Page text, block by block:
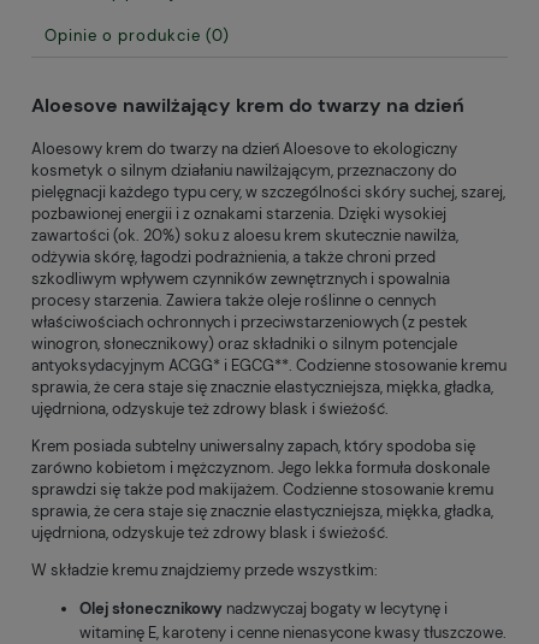
Opinie o produkcie (0)
Aloesove nawilżający krem do twarzy na dzień
Aloesowy krem do twarzy na dzień Aloesove to ekologiczny
kosmetyk o silnym działaniu nawilżającym, przeznaczony do
pielęgnacji każdego typu cery, w szczególności skóry suchej, szarej,
pozbawionej energii i z oznakami starzenia. Dzięki wysokiej
zawartości (ok. 20%) soku z aloesu krem skutecznie nawilża,
odżywia skórę, łagodzi podrażnienia, a także chroni przed
szkodliwym wpływem czynników zewnętrznych i spowalnia
procesy starzenia. Zawiera także oleje roślinne o cennych
właściwościach ochronnych i przeciwstarzeniowych (z pestek
winogron, słonecznikowy) oraz składniki o silnym potencjale
antyoksydacyjnym ACGG* i EGCG**. Codzienne stosowanie kremu
sprawia, że cera staje się znacznie elastyczniejsza, miękka, gładka,
ujędrniona, odzyskuje też zdrowy blask i świeżość.
Krem posiada subtelny uniwersalny zapach, który spodoba się
zarówno kobietom i mężczyznom. Jego lekka formuła doskonale
sprawdzi się także pod makijażem. Codzienne stosowanie kremu
sprawia, że cera staje się znacznie elastyczniejsza, miękka, gładka,
ujędrniona, odzyskuje też zdrowy blask i świeżość.
W składzie kremu znajdziemy przede wszystkim:
Olej słonecznikowy nadzwyczaj bogaty w lecytynę i
witaminę E, karoteny i cenne nienasycone kwasy tłuszczowe.